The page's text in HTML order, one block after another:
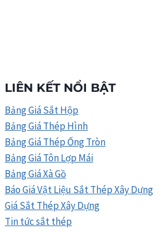
LIÊN KẾT NỔI BẬT
Bảng Giá Sắt Hộp
Bảng Giá Thép Hình
Bảng Giá Thép Ống Tròn
Bảng Giá Tôn Lợp Mái
Bảng Giá Xà Gồ
Báo Giá Vật Liệu Sắt Thép Xây Dựng
Giá Sắt Thép Xây Dựng
Tin tức sắt thép